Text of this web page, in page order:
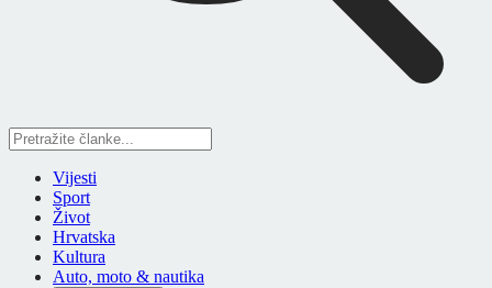
Vijesti
Sport
Život
Hrvatska
Kultura
Auto, moto & nautika